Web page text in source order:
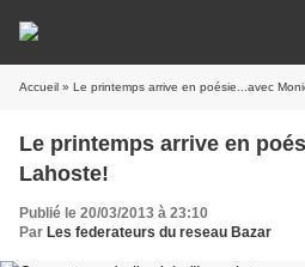
Accueil » Le printemps arrive en poésie...avec
Le printemps arrive en
Lahoste!
Publié le 20/03/2013 à 23:10
Par Les federateurs du reseau Bazar